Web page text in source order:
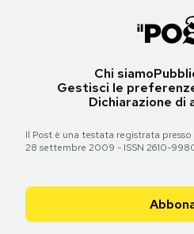
Chi siamo
Gestisci le
Dichiarazione di
Il Post è una testata registrata
28 settembre 2009 - ISSN 2610-